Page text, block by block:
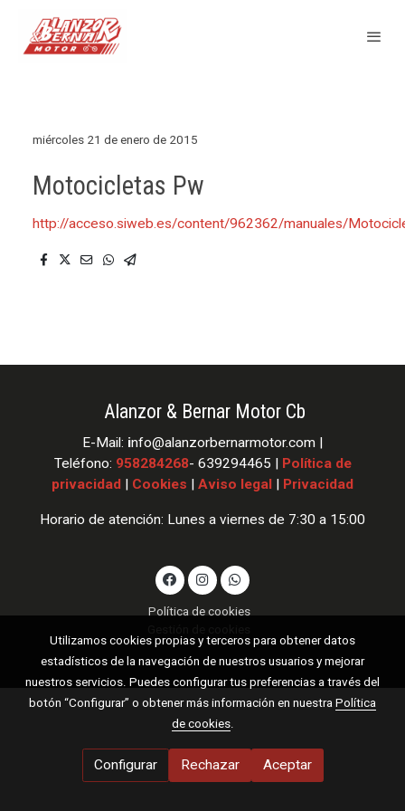
miércoles 21 de enero de 2015
Motocicletas Pw
http://acceso.siweb.es/content/962362/manuales/
Alanzor & Bernar Motor Cb
E-Mail: info@alanzorbernarmotor.com |
Teléfono: 958284268- 639294465 |
Política de
privacidad
Cookies Aviso legal Privacidad
Horario de atención: Lunes a viernes de 7:30 a 15:00
Política de cookies
Utilizamos cookies propias y terceros para obtener datos
estadísticos de la navegación de nuestros usuarios y mejorar
nuestros servicios. Puedes configurar tus preferencias a través del
botón “Configurar” o obtener más información en nuestra Política
de cookies.
Configurar Rechazar Aceptar